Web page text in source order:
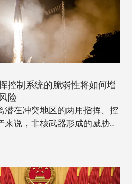
控制系统的脆弱性将如何增
险
潜在冲突地区的两用指挥、控
说，非核武器形成的威胁越